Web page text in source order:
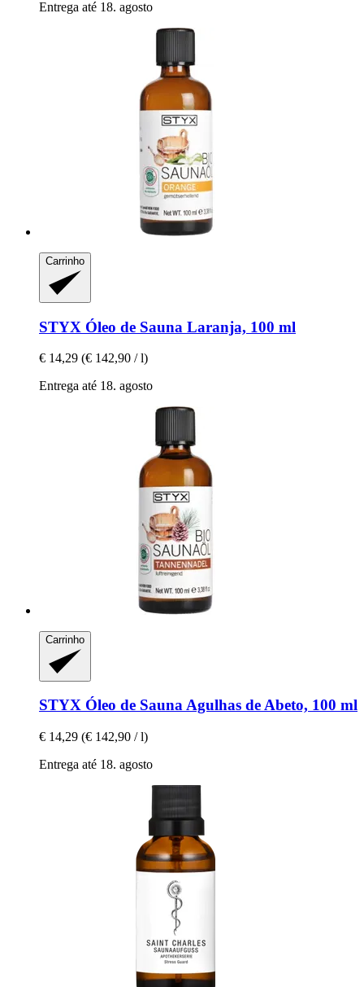
Entrega até 18. agosto
Carrinho
STYX Óleo de Sauna Laranja, 100 ml
€ 14,29 (€ 142,90 / l)
Entrega até 18. agosto
Carrinho
STYX Óleo de Sauna Agulhas de Abeto, 100 ml
€ 14,29 (€ 142,90 / l)
Entrega até 18. agosto